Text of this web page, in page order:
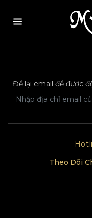
Để lại email để được
Theo Dõi